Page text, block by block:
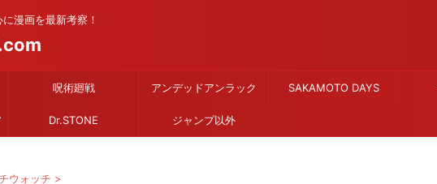
漫画を最新考察！
呪術廻戦 アンデッドアンラック SAKAMOTO DAYS
Dr.STONE ジャンプ以外
ウォッチ >